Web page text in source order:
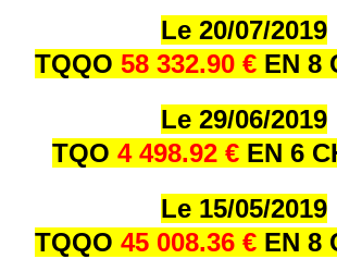
Le 20/07/2019
TQQO 58 332.90 € EN 8
Le 29/06/2019
TQO 4 498.92 € EN 6
Le 15/05/2019
TQQO 45 008.36 € EN 8